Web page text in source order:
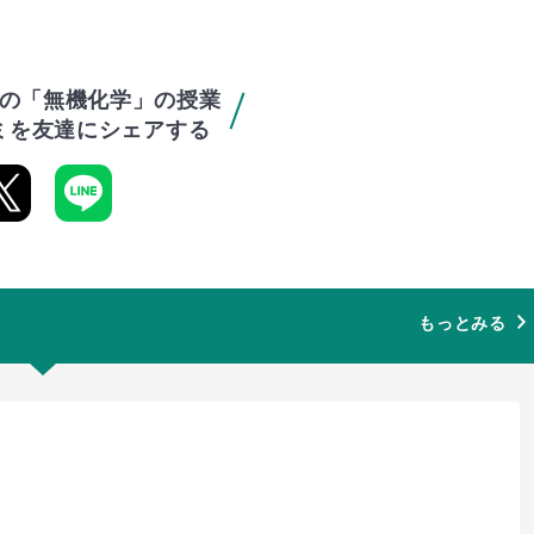
「無機化学」の授業
を友達にシェアする
もっとみる